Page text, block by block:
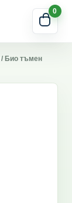
0
/ Био тъмен